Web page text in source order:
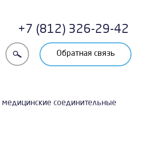
+7 (812) 326-29-42
Обратная связь
медицинские соединительные